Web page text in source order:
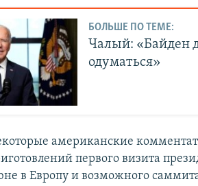
БОЛЬШЕ ПО ТЕМЕ:
Чалый: «Байден
одуматься»
американские
первого визита
в Европу и возможного